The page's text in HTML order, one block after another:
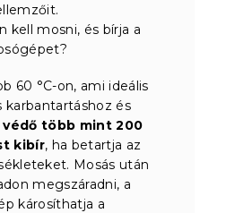
kell mosni, és bírja a
60 °C-on, ami ideális
karbantartáshoz és
védő több mint 200
kibír, ha betartja az
Mosás után
megszáradni, a
károsíthatja a